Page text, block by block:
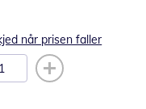
når prisen faller